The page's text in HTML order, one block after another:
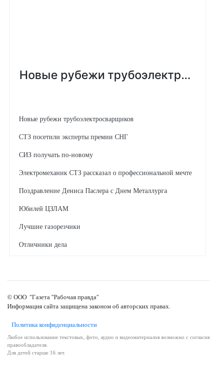
Новые рубежи трубоэлектросварщиков
СТЗ посетили эксперты премии СНГ
СИЗ получать по-новому
Электромеханик СТЗ рассказал о профессиональной мечте
Поздравление Дениса Паслера с Днем Металлурга
Юбилей ЦЗЛАМ
Лучшие газорезчики
Отличники дела
© ООО "Газета "Рабочая правда"
Информация сайта защищена законом об авторских правах.
Политика конфиденциальности
Любое использование текстовых, фото, аудио и видеоматериалов возможно с согласия
правообладателя.
Для детей старше 16 лет.